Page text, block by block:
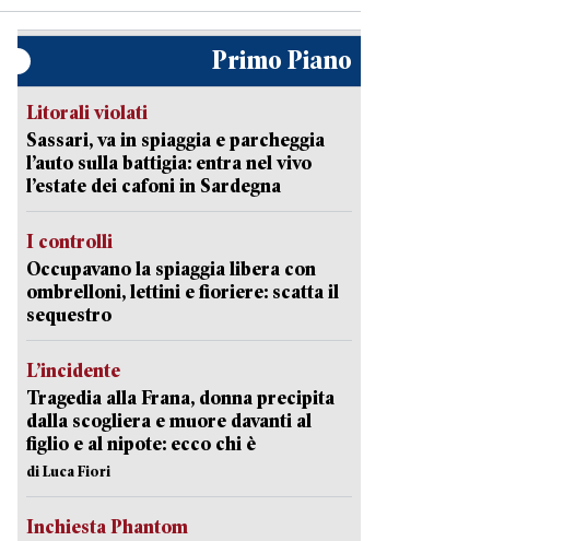
Primo Piano
Litorali violati
Sassari, va in spiaggia e parcheggia
l’auto sulla battigia: entra nel vivo
l’estate dei cafoni in Sardegna
I controlli
Occupavano la spiaggia libera con
ombrelloni, lettini e fioriere: scatta il
sequestro
L’incidente
Tragedia alla Frana, donna precipita
dalla scogliera e muore davanti al
figlio e al nipote: ecco chi è
di Luca Fiori
Inchiesta Phantom